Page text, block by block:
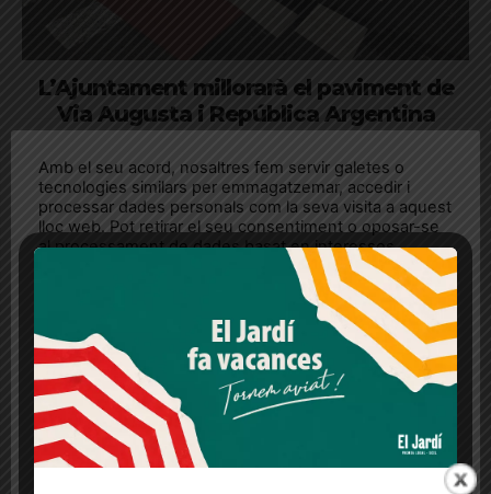
L’Ajuntament millorarà el paviment de
Via Augusta i República Argentina
Les actuacions es beneficiaran de la davallada de la mobilitat
i tindran lloc durant els dos caps de setmana
Amb el seu acord, nosaltres fem servir galetes o
tecnologies similars per emmagatzemar, accedir i
processar dades personals com la seva visita a aquest
lloc web. Pot retirar el seu consentiment o oposar-se
al processament de dades basat en interessos
legítims en qualsevol moment fent clic a "Ajustos de
cookies" o a la nostra Política de privacitat en aquest
lloc web. Si cliques "acceptar" dones el teu
Més informació Acceptar Rebutjar tot
Quan l’usuari crea un compte al Diari el Jardí, dona el
seu consentiment explícit per rebre comunicacions